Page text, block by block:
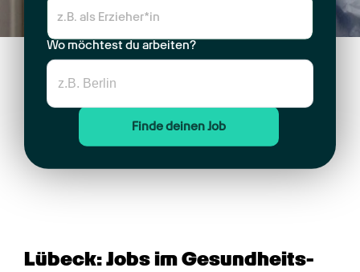
Wo möchtest du arbeiten?
Finde deinen Job
Lübeck: Jobs im Gesundheits­